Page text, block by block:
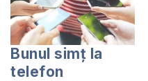
Bunul simţ la
telefon